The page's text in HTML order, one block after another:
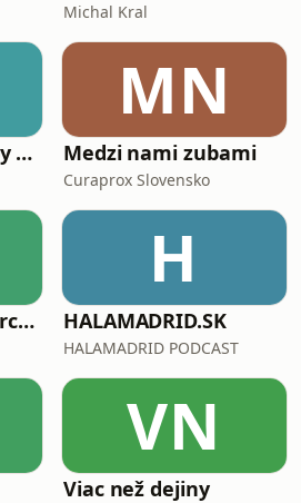
Michal Kral
CLOUDY podcast by Aliter Technologies
MN
Medzi nami zubami
Curaprox Slovensko
Rozhlasové hry - Archív extra
H
HALAMADRID.SK
HALAMADRID PODCAST
VN
Viac než dejiny